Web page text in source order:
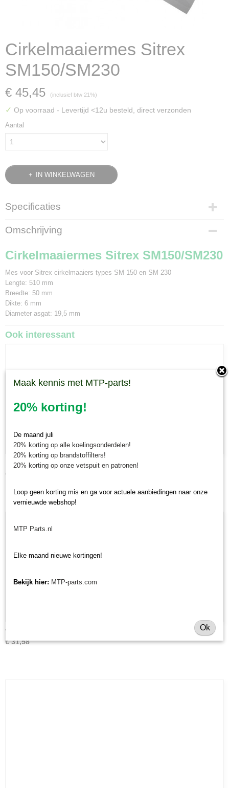
Cirkelmaaiermes Sitrex
SM150/SM230
€ 45,45 (inclusief btw 21%)
✓ Op voorraad - Levertijd <12u besteld, direct verzonden
Aantal
IN WINKELWAGEN
Specificaties
Bruto gewicht
1,30 Kg
Omschrijving
Cirkelmaaiermes Sitrex SM150/SM230
Mes voor Sitrex cirkelmaaiers types SM 150 en SM 230
Lengte: 510 mm
Breedte: 50 mm
Dikte: 6 mm
Diameter asgat: 19,5 mm
Ook interessant
Mulchmes Sitrex SM150/SM230
€ 36,42
Verf Kubota kleuren
€ 31,58
Maak kennis met MTP-parts!
20% korting!
De maand juli
20% korting op alle koelingsonderdelen!
20% korting op brandstoffilters!
20% korting op onze vetspuit en patronen!
Loop geen korting mis en ga voor actuele aanbiedingen naar onze
vernieuwde webshop!
MTP Parts.nl
Elke maand nieuwe kortingen!
Bekijk hier: MTP-parts.com
Ok